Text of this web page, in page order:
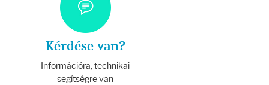
Kérdése van?
Információra, technikai
segítségre van